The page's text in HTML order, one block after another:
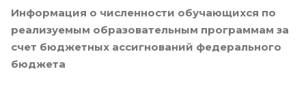
Информация о численности обучающихся по
реализуемым образовательным программам за
счет бюджетных ассигнований федерального
бюджета